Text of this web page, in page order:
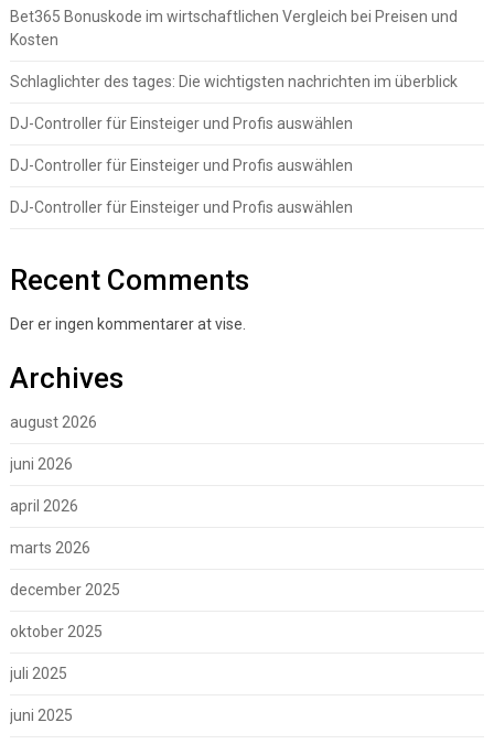
Bet365 Bonuskode im wirtschaftlichen Vergleich bei Preisen und
Kosten
Schlaglichter des tages: Die wichtigsten nachrichten im überblick
DJ-Controller für Einsteiger und Profis auswählen
DJ-Controller für Einsteiger und Profis auswählen
DJ-Controller für Einsteiger und Profis auswählen
Recent Comments
Der er ingen kommentarer at vise.
Archives
august 2026
juni 2026
april 2026
marts 2026
december 2025
oktober 2025
juli 2025
juni 2025